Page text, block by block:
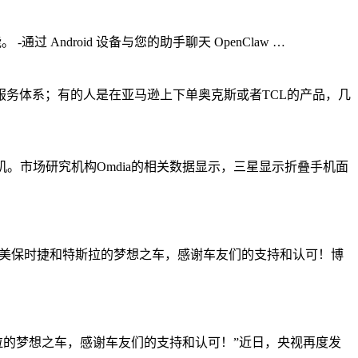
-通过 Android 设备与您的助手聊天 OpenClaw …
体系；有的人是在亚马逊上下单奥克斯或者TCL的产品，几
市场研究机构Omdia的相关数据显示，三星显示折叠手机面
保时捷和特斯拉的梦想之车，感谢车友们的支持和认可！博
梦想之车，感谢车友们的支持和认可！”近日，央视再度发